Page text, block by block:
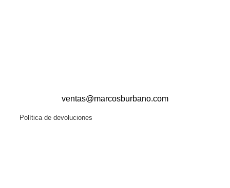
ventas@marcosburbano.com
Política de devoluciones